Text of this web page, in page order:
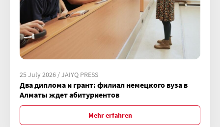
25 July 2026 / JAIYQ PRESS
Два диплома и грант: филиал немецкого вуза в
Алматы ждет абитуриентов
Mehr erfahren